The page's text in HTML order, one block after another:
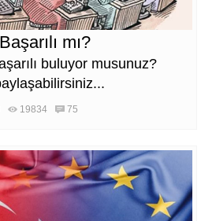
mı?
buluyor musunuz?
19834 75